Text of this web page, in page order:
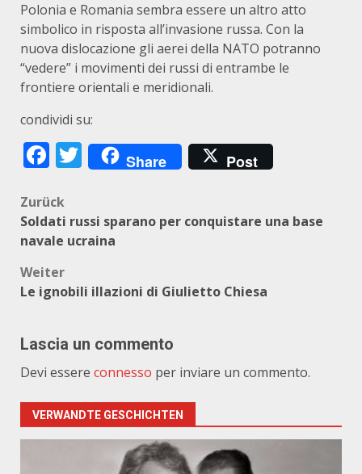
Polonia e Romania sembra essere un altro atto
simbolico in risposta all’invasione russa. Con la
nuova dislocazione gli aerei della NATO potranno
“vedere” i movimenti dei russi di entrambe le
frontiere orientali e meridionali.
condividi su:
Facebook
Twitter
Share Post
Beitragsnavigation
Zurück
Soldati russi sparano per conquistare una base
navale ucraina
Weiter
Le ignobili illazioni di Giulietto Chiesa
Lascia un commento
Devi essere connesso per inviare un commento.
VERWANDTE GESCHICHTEN